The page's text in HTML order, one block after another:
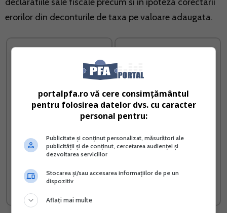
erorilor din deconturile de taxa pe valoare adaugata.
Contabilitatea in partida
simpla
Contabilitatea si
portalpfa.ro vă cere consimțământul
pentru folosirea datelor dvs. cu caracter
personal pentru:
Publicitate și conținut personalizat, măsurători ale
publicității și de conținut, cercetarea audienței și
dezvoltarea serviciilor
Stocarea și/sau accesarea informațiilor de pe un
dispozitiv
Aflați mai multe